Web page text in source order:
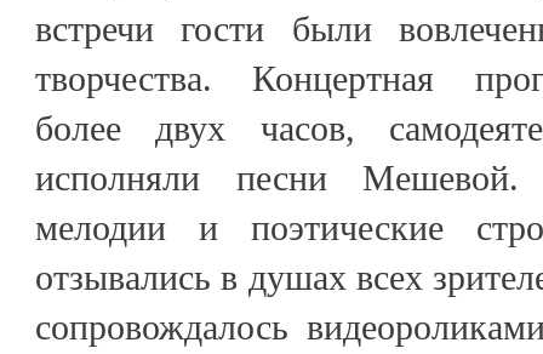
встречи гости были
творчества. Концертная
более двух часов,
исполняли песни Мешевой.
мелодии и поэтические
отзывались в душах всех
сопровождалось